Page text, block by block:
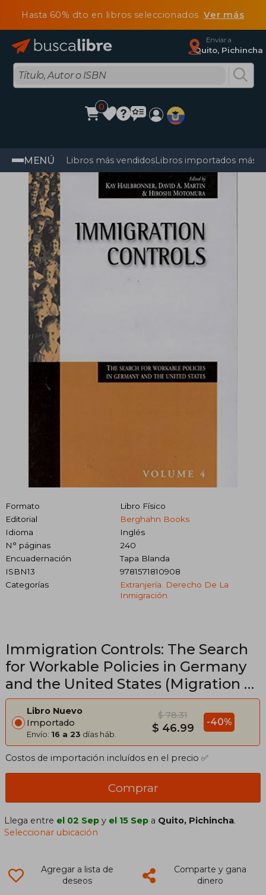
Hasta 60% dto en libros seleccionadosVer más
Enviar a
Quito, Pichincha
0
MENÚ Libros más vendidosLibros importados más
Formato
Libro Físico
Editorial
Berghahn Books
Idioma
Inglés
N° páginas
240
Encuadernación
Tapa Blanda
ISBN13
9781571810908
Categorías
Extranjería. Derecho De La
Inmigración
Immigration Controls: The Search
for Workable Policies in Germany
and the United States (Migration &
Refugees, 4) (en Inglés)
Libro Nuevo
Importado
Envío: 16 a 23 días háb.
$ 78.31
$ 46.99 -40%
Costos de importación incluídos en el precio ✅
Comprar
Llega entre el 02 Sep y el 15 Sep a Quito, Pichincha.
Seleccionar ubicación
Agregar a lista de
deseos
Comparte y gana
dinero